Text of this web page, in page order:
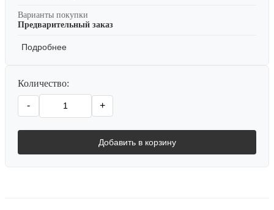
Варианты покупки
Предварительный заказ
Подробнее
Количество:
- +
Добавить в корзину